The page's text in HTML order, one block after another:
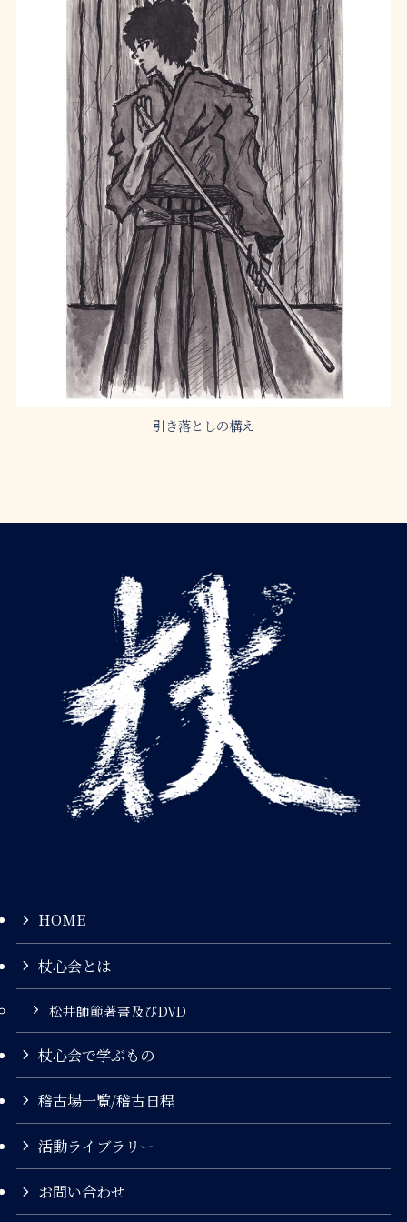
引き落としの構え
HOME
杖心会とは
松井師範著書及びDVD
杖心会で学ぶもの
稽古場一覧/稽古日程
活動ライブラリー
お問い合わせ